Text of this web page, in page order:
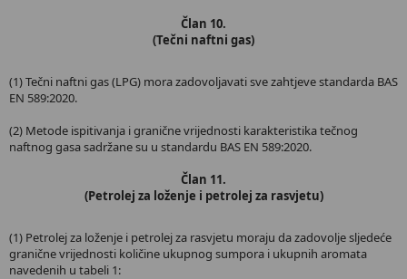
Član 10.
(Tečni naftni gas)
(1) Tečni naftni gas (LPG) mora zadovoljavati sve zahtjeve standarda BAS
EN 589:2020.
(2) Metode ispitivanja i granične vrijednosti karakteristika tečnog
naftnog gasa sadržane su u standardu BAS EN 589:2020.
Član 11.
(Petrolej za loženje i petrolej za rasvjetu)
(1) Petrolej za loženje i petrolej za rasvjetu moraju da zadovolje sljedeće
granične vrijednosti količine ukupnog sumpora i ukupnih aromata
navedenih u tabeli 1: